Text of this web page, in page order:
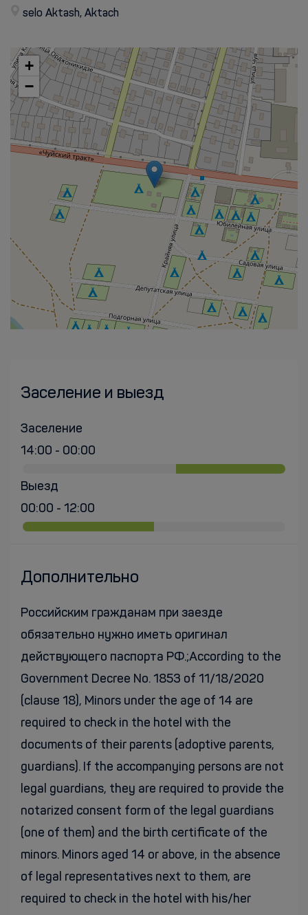
selo Aktash, Aktach
+
−
Заселение и выезд
Заселение
14:00 - 00:00
Выезд
00:00 - 12:00
Дополнительно
Российским гражданам при заезде
обязательно нужно иметь оригинал
действующего паспорта РФ.;According to the
Government Decree No. 1853 of 11/18/2020
(clause 18), Minors under the age of 14 are
required to check in the hotel with the
documents of their parents (adoptive parents,
guardians). If the accompanying persons are not
legal guardians, they are required to provide the
notarized consent form of the legal guardians
(one of them) and the birth certificate of the
minors. Minors aged 14 or above, in the absence
of legal representatives next to them, are
required to check in the hotel with his/her